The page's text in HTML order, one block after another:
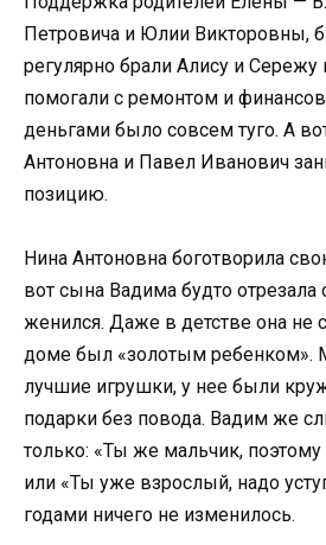
Петровича и Юлии Викторовны,
регулярно брали Алису и
помогали с ремонтом и
деньгами было совсем туго. А
Антоновна и Павел Иванович
позицию.
Нина Антоновна боготворила
вот сына Вадима будто отрезала
женился. Даже в детстве она не
доме был «золотым ребенком».
лучшие игрушки, у нее были
подарки без повода. Вадим же
только: «Ты же мальчик,
или «Ты уже взрослый, надо
годами ничего не изменилось.